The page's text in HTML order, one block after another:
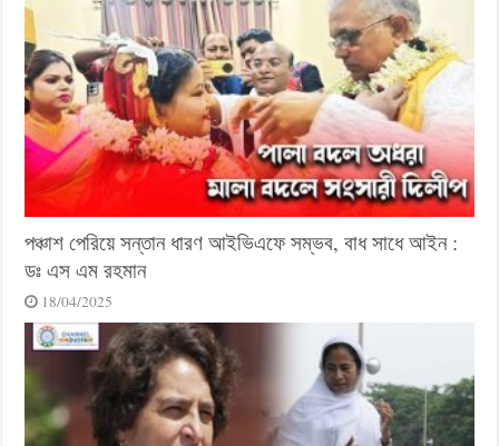
পঞ্চাশ পেরিয়ে সন্তান ধারণ আইভিএফে সম্ভব, বাধ সাধে আইন :
ডঃ এস এম রহমান
18/04/2025